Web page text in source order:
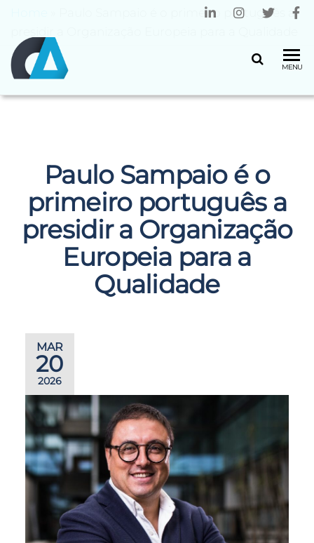
MENU
Paulo Sampaio é o primeiro português a
Paulo Sampaio é o
primeiro português a
presidir a Organização
Europeia para a
Qualidade
MAR
20
2026